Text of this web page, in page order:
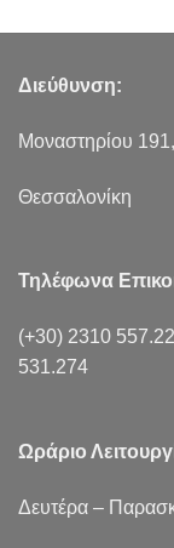
Διεύθυνση:
Μοναστηρίου
Θεσσαλονίκη
Τηλέφωνα
(+30) 2310
531.274
Ωράριο
Δευτέρα –